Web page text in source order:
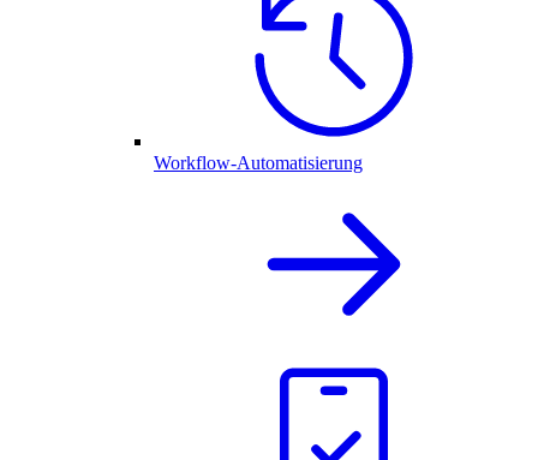
Workflow-Automatisierung